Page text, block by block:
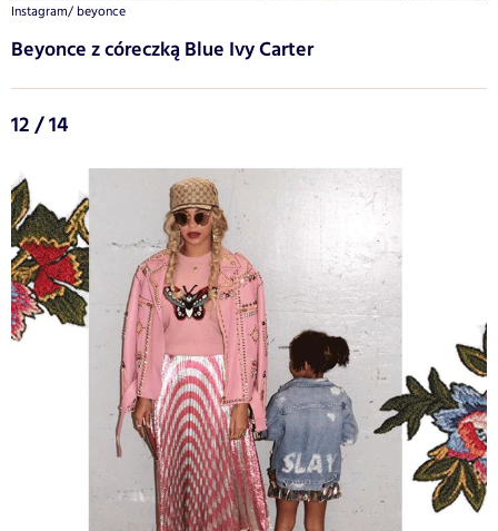
Instagram/ beyonce
Beyonce z córeczką Blue Ivy Carter
12 / 14